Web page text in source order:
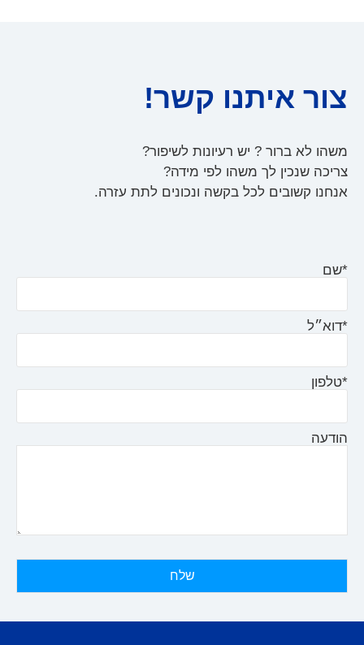
צור איתנו קשר!
משהו לא ברור ? יש רעיונות לשיפור?
צריכה שנכין לך משהו לפי מידה?
אנחנו קשובים לכל בקשה ונכונים לתת עזרה.
*שם
*דוא״ל
*טלפון
הודעה